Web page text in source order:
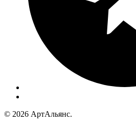
© 2026 АртАльянс.